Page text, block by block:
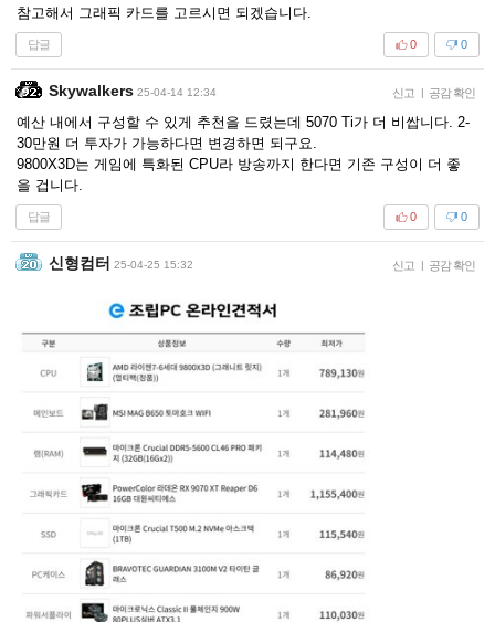
참고해서 그래픽 카드를 고르시면 되겠습니다.
답글 0
0
Skywalkers 25-04-14 12:34 신고 | 공감 확인
예산 내에서 구성할 수 있게 추천을 드렸는데 5070 Ti가 더 비쌉니다. 2-
30만원 더 투자가 가능하다면 변경하면 되구요.
9800X3D는 게임에 특화된 CPU라 방송까지 한다면 기존 구성이 더 좋
을 겁니다.
답글 0
0
신형컴터 25-04-25 15:32 신고 | 공감 확인